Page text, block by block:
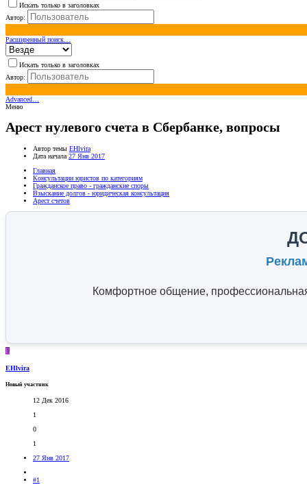
Искать только в заголовках
Автор:
Расширенный поиск…
Искать только в заголовках
Автор:
Advanced…
Меню
Арест нулевого счета в Сбербанке, вопросы
Автор темы EHlvira
Дата начала 27 Янв 2017
Главная
Консультации юристов по категориям
Гражданское право - гражданские споры
Взыскание долгов - юридическая консультация
Арест счетов
Комфортное общение,
E
EHlvira
Новый участник
12 Дек 2016
1
0
1
27 Янв 2017
#1